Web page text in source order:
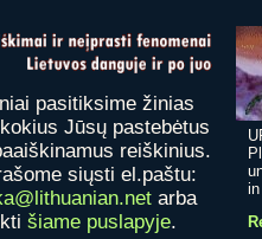
pasitiksime žinias
Jūsų pastebėtus
reiškinius.
siųsti el.paštu:
arba
šiame puslapyje.